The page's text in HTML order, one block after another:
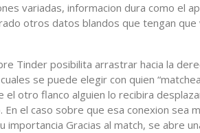
variadas, informacion dura como el
otros datos blandos que tengan
Tinder posibilita arrastrar hacia la
se puede elegir con quien
otro flanco alguien lo recibira
el caso sobre que esa conexion sea
importancia Gracias al match, se abre